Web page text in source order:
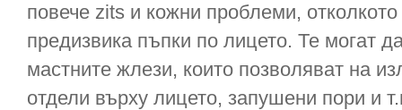
повече zits и кожни проблеми,
предизвика пъпки по лицето. Те могат
мастните жлези, които позволяват на
отдели върху лицето, запушени пори и